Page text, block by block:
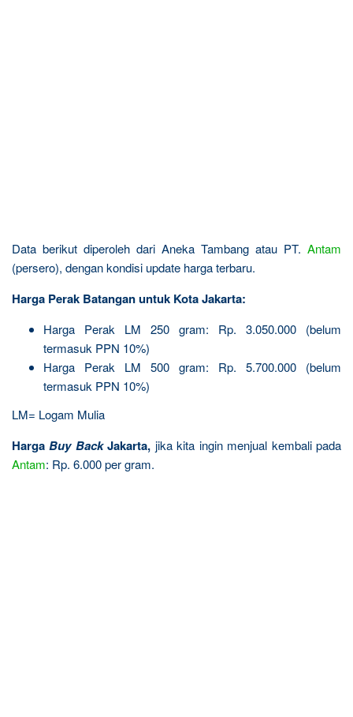
Data berikut diperoleh dari Aneka Tambang atau PT. Antam
(persero), dengan kondisi update harga terbaru.
Harga Perak Batangan untuk Kota Jakarta:
Harga Perak LM 250 gram: Rp. 3.050.000 (belum
termasuk PPN 10%)
Harga Perak LM 500 gram: Rp. 5.700.000 (belum
termasuk PPN 10%)
LM= Logam Mulia
HargaBuy BackJakarta, jika kita ingin menjual kembali pada
Antam: Rp. 6.000 per gram.